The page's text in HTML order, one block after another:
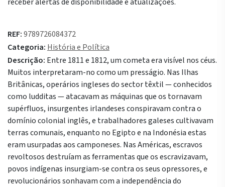
REF:9789726084372
Categoria: História e Política
Descrição: Entre 1811 e 1812, um cometa era visível nos céus.
Muitos interpretaram-no como um presságio. Nas Ilhas
Britânicas, operários ingleses do sector têxtil — conhecidos
como ludditas — atacavam as máquinas que os tornavam
supérfluos, insurgentes irlandeses conspiravam contra o
domínio colonial inglês, e trabalhadores galeses cultivavam
terras comunais, enquanto no Egipto e na Indonésia estas
eram usurpadas aos camponeses. Nas Américas, escravos
revoltosos destruíam as ferramentas que os escravizavam,
povos indígenas insurgiam-se contra os seus opressores, e
revolucionários sonhavam com a independência do